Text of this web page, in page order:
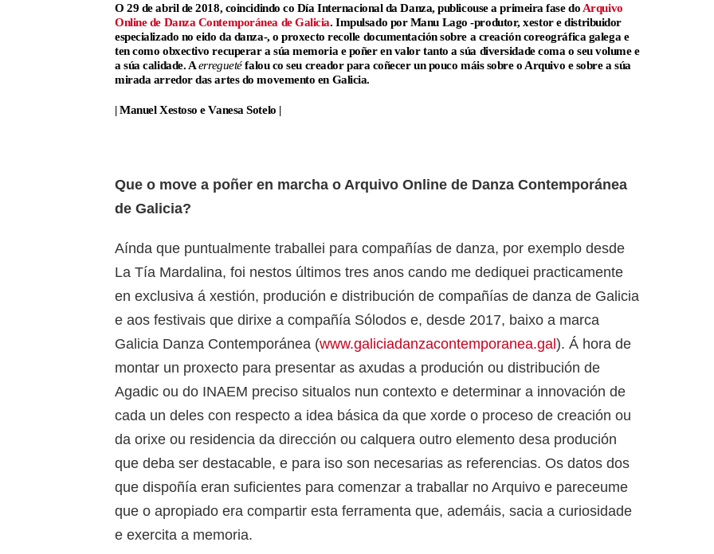
O 29 de abril de 2018, coincidindo co Día Internacional da Danza, publicouse a primeira fase do Arquivo
Online de Danza Contemporánea de Galicia. Impulsado por Manu Lago -produtor, xestor e distribuidor
especializado no eido da danza-, o proxecto recolle documentación sobre a creación coreográfica galega e
ten como obxectivo recuperar a súa memoria e poñer en valor tanto a súa diversidade coma o seu volume e
a súa calidade. Aerreguetéfalou co seu creador para coñecer un pouco máis sobre o Arquivo e sobre a súa
mirada arredor das artes do movemento en Galicia.
| Manuel Xestoso e Vanesa Sotelo |
Que o move a poñer en marcha o Arquivo Online de Danza Contemporánea
de Galicia?
Aínda que puntualmente traballei para compañías de danza, por exemplo desde
La Tía Mardalina, foi nestos últimos tres anos cando me dediquei practicamente
en exclusiva á xestión, produción e distribución de compañías de danza de Galicia
e aos festivais que dirixe a compañía Sólodos e, desde 2017, baixo a marca
Galicia Danza Contemporánea (www.galiciadanzacontemporanea.gal). Á hora de
montar un proxecto para presentar as axudas a produción ou distribución de
Agadic ou do INAEM preciso situalos nun contexto e determinar a innovación de
cada un deles con respecto a idea básica da que xorde o proceso de creación ou
da orixe ou residencia da dirección ou calquera outro elemento desa produción
que deba ser destacable, e para iso son necesarias as referencias. Os datos dos
que dispoñía eran suficientes para comenzar a traballar no Arquivo e pareceume
que o apropiado era compartir esta ferramenta que, ademáis, sacia a curiosidade
e exercita a memoria.